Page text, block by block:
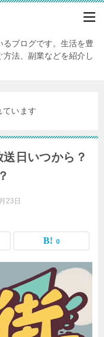
るブログです。生活を豊
法、副業などを紹介し
います
送日いつから？
23日
0